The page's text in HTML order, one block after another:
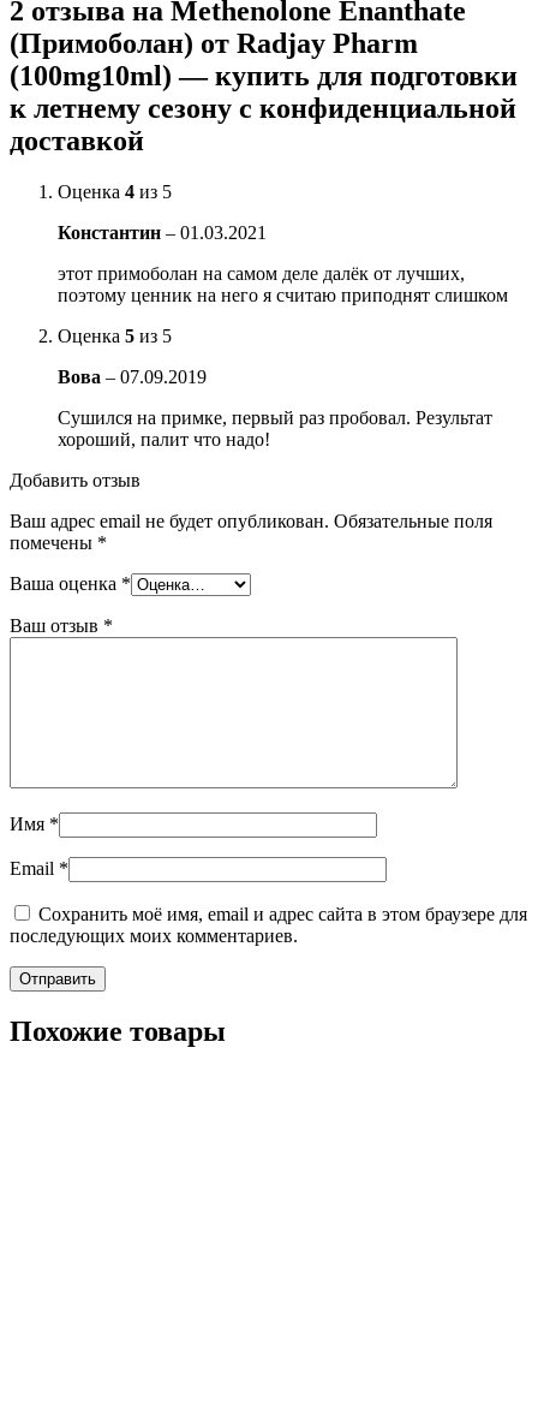
2 отзыва на Methenolone Enanthate
(Примоболан) от Radjay Pharm
(100mg10ml) — купить для подготовки
к летнему сезону с конфиденциальной
доставкой
Оценка 4 из 5
Константин – 01.03.2021
этот примоболан на самом деле далёк от лучших,
поэтому ценник на него я считаю приподнят слишком
Оценка 5 из 5
Вова – 07.09.2019
Сушился на примке, первый раз пробовал. Результат
хороший, палит что надо!
Добавить отзыв
Ваш адрес email не будет опубликован. Обязательные поля
помечены *
Ваша оценка *
Ваш отзыв *
Имя *
Email *
Сохранить моё имя, email и адрес сайта в этом браузере для
последующих моих комментариев.
Похожие товары